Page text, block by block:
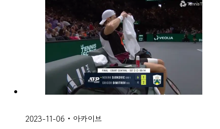
2023-11-06 • 아카이브